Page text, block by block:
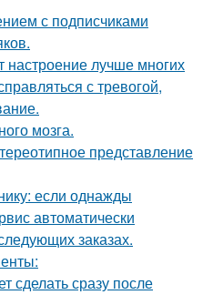
с подписчиками
лучше многих
с тревогой,
мозга.
представление
если однажды
автоматически
заказах.
сделать сразу после